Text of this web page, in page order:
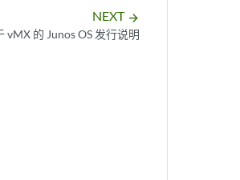
NEXT arrow_forward
vMX 的 Junos OS 发行说明